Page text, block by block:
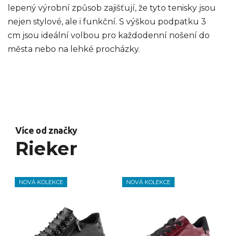
lepený výrobní způsob zajišťují, že tyto tenisky jsou
nejen stylové, ale i funkční. S výškou podpatku 3
cm jsou ideální volbou pro každodenní nošení do
města nebo na lehké procházky.
Více od značky
Rieker
NOVÁ KOLEKCE NOVÁ KOLEKCE